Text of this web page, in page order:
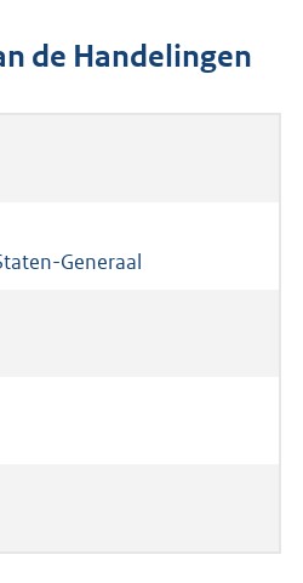
de Handelingen
Generaal